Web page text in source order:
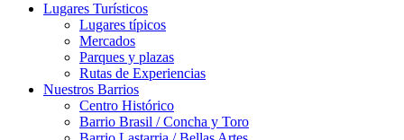
Lugares Turísticos
Lugares tí­picos
Mercados
Parques y plazas
Rutas de Experiencias
Nuestros Barrios
Centro Histórico
Barrio Brasil / Concha y Toro